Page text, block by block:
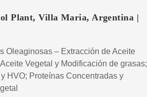
Plant, Villa Maria, Argentina |
Oleaginosas – Extracción de Aceite
Vegetal y Modificación de grasas;
HVO; Proteínas Concentradas y